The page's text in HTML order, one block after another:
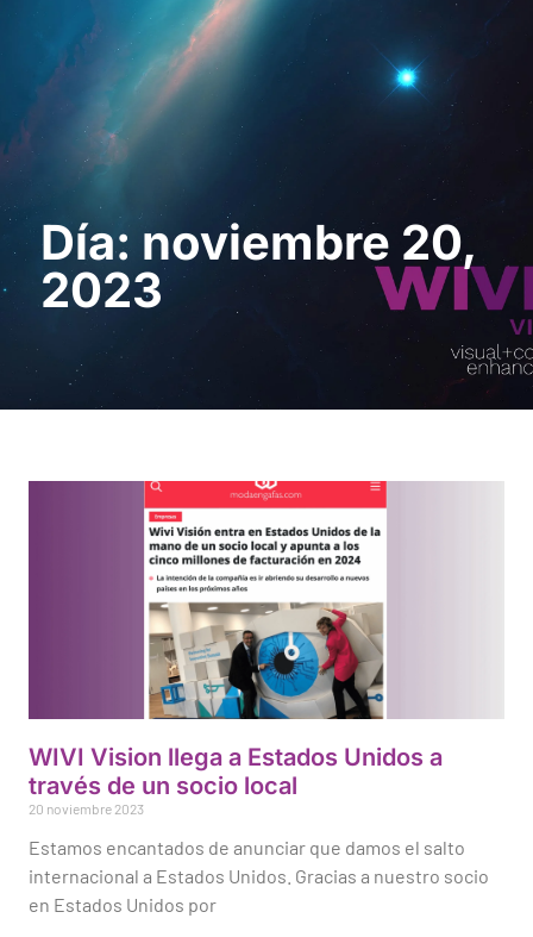
Solicita una demo
Día: noviembre 20,
2023
WIVI Vision llega a Estados Unidos a
través de un socio local
20 noviembre 2023
Estamos encantados de anunciar que damos el salto
internacional a Estados Unidos. Gracias a nuestro socio
en Estados Unidos por